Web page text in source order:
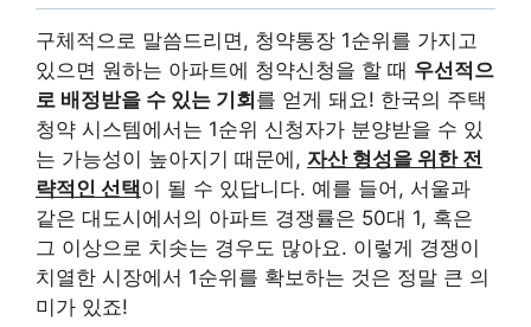
구체적으로 말씀드리면, 청약통장 1순위를 가지고
있으면 원하는 아파트에 청약신청을 할 때 우선적으
로 배정받을 수 있는 기회 를 얻게 돼요! 한국의 주택
청약 시스템에서는 1순위 신청자가 분양받을 수 있
는 가능성이 높아지기 때문에, 자산 형성을 위한 전
략적인 선택이 될 수 있답니다. 예를 들어, 서울과
같은 대도시에서의 아파트 경쟁률은 50대 1, 혹은
그 이상으로 치솟는 경우도 많아요. 이렇게 경쟁이
치열한 시장에서 1순위를 확보하는 것은 정말 큰 의
미가 있죠!